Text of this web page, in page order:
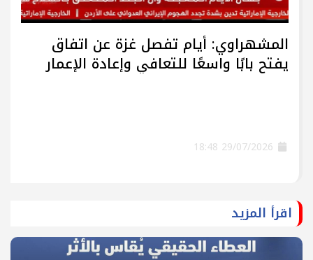
المشهراوي: أيام تفصل غزة عن اتفاق
يفتح بابًا واسعًا للتعافي وإعادة الإعمار
اقرأ المزيد